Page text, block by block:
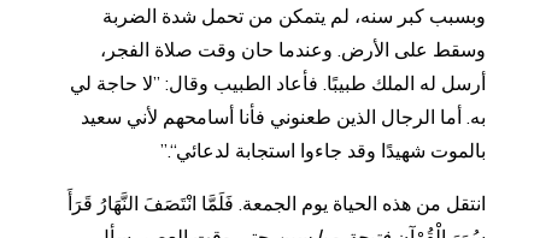
وبسبب كبر سنه، لم يتمكن من تحمل شدة الضربة
وسقط على الأرض. وعندما حان وقت صلاة الفجر،
أرسل له الملك طبيبًا. فأعاد الطبيب وقال: ”لا حاجة لي
به. أما الرجال الذين طعنوني فأنا أسامحهم لأني سعيد
بالموت شهيدًا وقد جاءوا استجابة لدعائي“.”
انتقل من هذه الحياة يوم الجمعة. فَلَمَّا انْتَصَفَ النَّهَارُ قَرَأَ